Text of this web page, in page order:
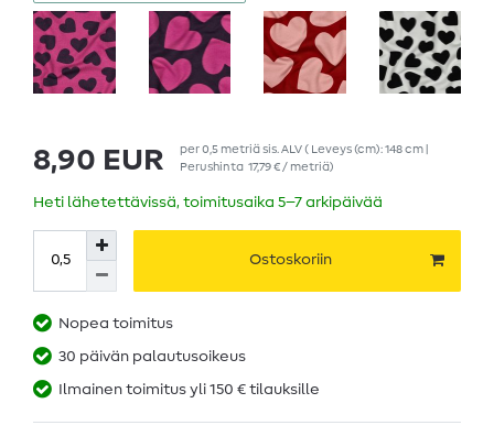
8,90 EUR per0,5 metriäsis. ALV( Leveys (cm): 148 cm |
Perushinta 17,79 € / metriä)
Heti lähetettävissä, toimitusaika 5–7 arkipäivää
Ostoskoriin
Nopea toimitus
30 päivän palautusoikeus
Ilmainen toimitus yli 150 € tilauksille